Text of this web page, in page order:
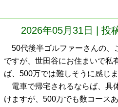
2026年05月31日 | 投
50代後半ゴルファーさんの、
ですが、世田谷にお住まいで私
ば、500万では難しそうに感じ
電車で帰宅されるならば、具
けますが、500万でも数コース